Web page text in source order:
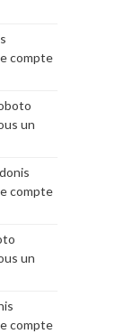
compte
un
compte
un
compte